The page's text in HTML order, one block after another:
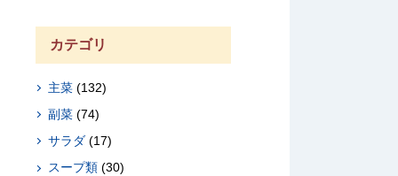
カテゴリ
主菜 (132)
副菜 (74)
サラダ (17)
スープ類 (30)